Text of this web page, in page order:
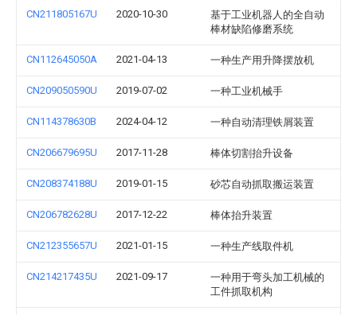
CN211805167U 2020-10-30
基于工业机器人的全自动
棒材缺陷修磨系统
CN112645050A 2021-04-13 一种生产用升降摆放机
CN209050590U 2019-07-02 一种工业机械手
CN114378630B 2024-04-12 一种自动清理铁屑装置
CN206679695U 2017-11-28 棒体切割抬升设备
CN208374188U 2019-01-15 砂芯自动抓取搬运装置
CN206782628U 2017-12-22 棒体抬升装置
CN212355657U 2021-01-15 一种生产线取件机
CN214217435U 2021-09-17
一种用于弯头加工机械的
工件抓取机构